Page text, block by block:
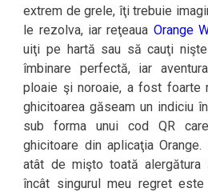
extrem de grele, îţi trebuie
le rezolva, iar reţeaua Orange
uiţi pe hartă sau să cauţi
îmbinare perfectă, iar
ploaie şi noroaie, a fost foarte
ghicitoarea găseam un indiciu
sub forma unui cod QR
ghicitoare din aplicaţia
atât de mişto toată alergătura
încât singurul meu regret